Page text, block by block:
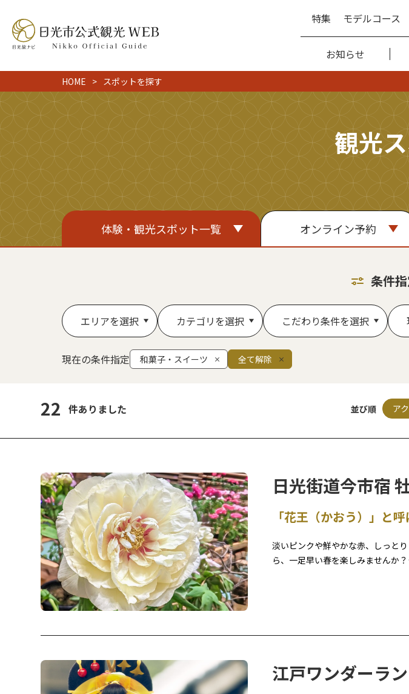
特集 モデルコース
お知らせ
HOME スポットを探す
観光
体験・観光スポット一覧 オンライン予約
条件
エリアを選択 カテゴリを選択 こだわり条件を選択
現在の条件指定 和菓子・スイーツ 全て解除
22 件ありました 並び順 ア
日光街道今市宿
「花王（かおう）」と
淡いピンクや鮮やかな赤、しっと
ら、一足早い春を楽しみませんか？
大輪の牡丹の端正な佇まいと、日
江戸ワンダーラ